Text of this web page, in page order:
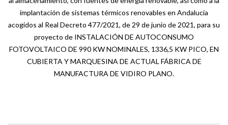
implantación de sistemas térmicos renovables en Andalucía
acogidos al Real Decreto 477/2021, de 29 de junio de 2021, para su
proyecto de INSTALACIÓN DE AUTOCONSUMO
FOTOVOLTAICO DE 990 KW NOMINALES, 1336,5 KW PICO, EN
CUBIERTA Y MARQUESINA DE ACTUAL FÁBRICA DE
MANUFACTURA DE VIDIRO PLANO.